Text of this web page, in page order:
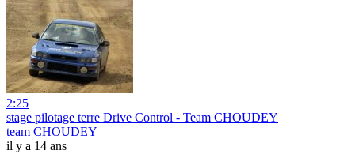
2:25
stage pilotage terre Drive Control - Team CHOUDEY
team CHOUDEY
il y a 14 ans